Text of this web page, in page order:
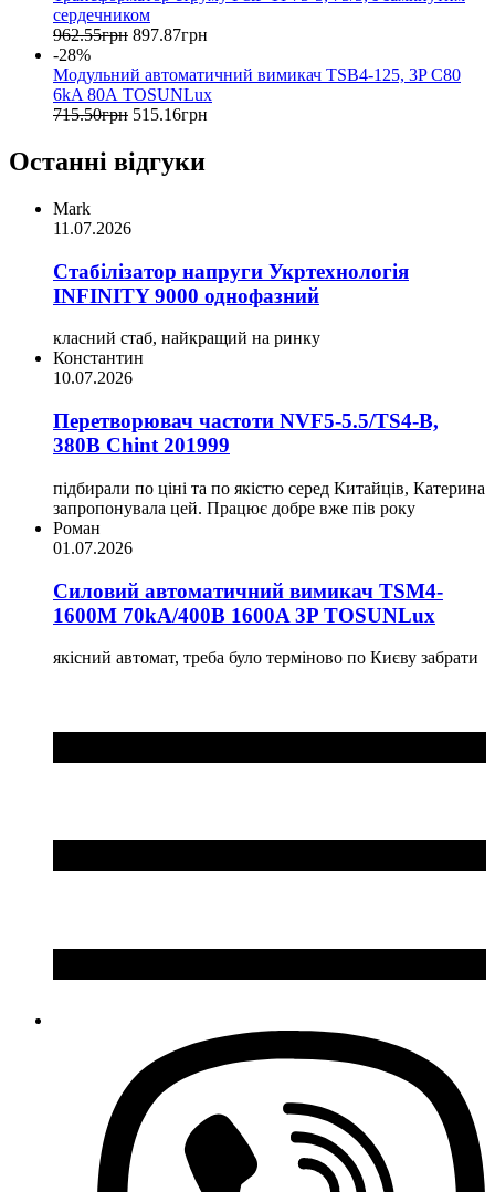
сердечником
962.55грн 897.87грн
-28%
Модульний автоматичний вимикач TSB4-125, 3P C80
6kA 80А TOSUNLux
715.50грн 515.16грн
Останні відгуки
Mark
11.07.2026
Стабілізатор напруги Укртехнологія
INFINITY 9000 однофазний
класний стаб, найкращий на ринку
Константин
10.07.2026
Перетворювач частоти NVF5-5.5/TS4-B,
380В Chint 201999
підбирали по ціні та по якістю серед Китайців, Катерина
запропонувала цей. Працює добре вже пів року
Роман
01.07.2026
Силовий автоматичний вимикач TSM4-
1600M 70kA/400B 1600A 3P TOSUNLux
якісний автомат, треба було терміново по Києву забрати